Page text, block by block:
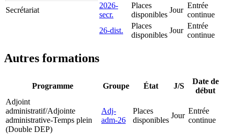
Secrétariat
2026-
secr.
Places
disponibles
Jour
Entrée
continue
26-dist.
Places
disponibles
Jour
Entrée
continue
Autres formations
Programme Groupe État J/S
Date de
début
Adjoint
administratif/Adjointe
administrative-Temps plein
(Double DEP)
Adj-
adm-26
Places
disponibles
Jour
Entrée
continue